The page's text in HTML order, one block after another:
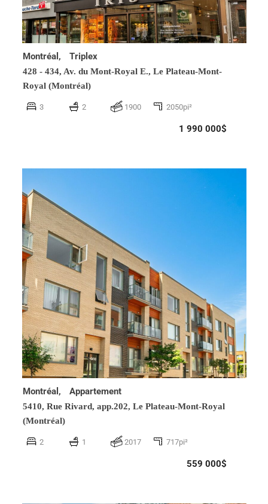
Montréal, Triplex
428 - 434, Av. du Mont-Royal E., Le Plateau-Mont-
Royal (Montréal)
3 2 1900 2050pi²
1 990 000$
Montréal, Appartement
5410, Rue Rivard, app.202, Le Plateau-Mont-Royal
(Montréal)
2 1 2017 717pi²
559 000$